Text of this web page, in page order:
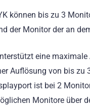
können bis zu 3
der Monitor der an
eine
Auflösung von bis
ist bei 2
Monitore über